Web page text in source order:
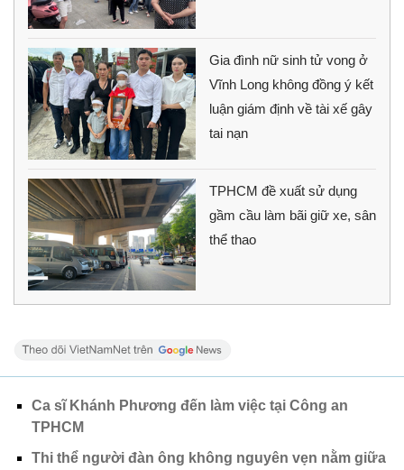
Gia đình nữ sinh tử vong ở
Vĩnh Long không đồng ý kết
luận giám định về tài xế gây
tai nạn
TPHCM đề xuất sử dụng
gầm cầu làm bãi giữ xe, sân
thể thao
Ca sĩ Khánh Phương đến làm việc tại Công an
TPHCM
Thi thể người đàn ông không nguyên vẹn nằm giữa